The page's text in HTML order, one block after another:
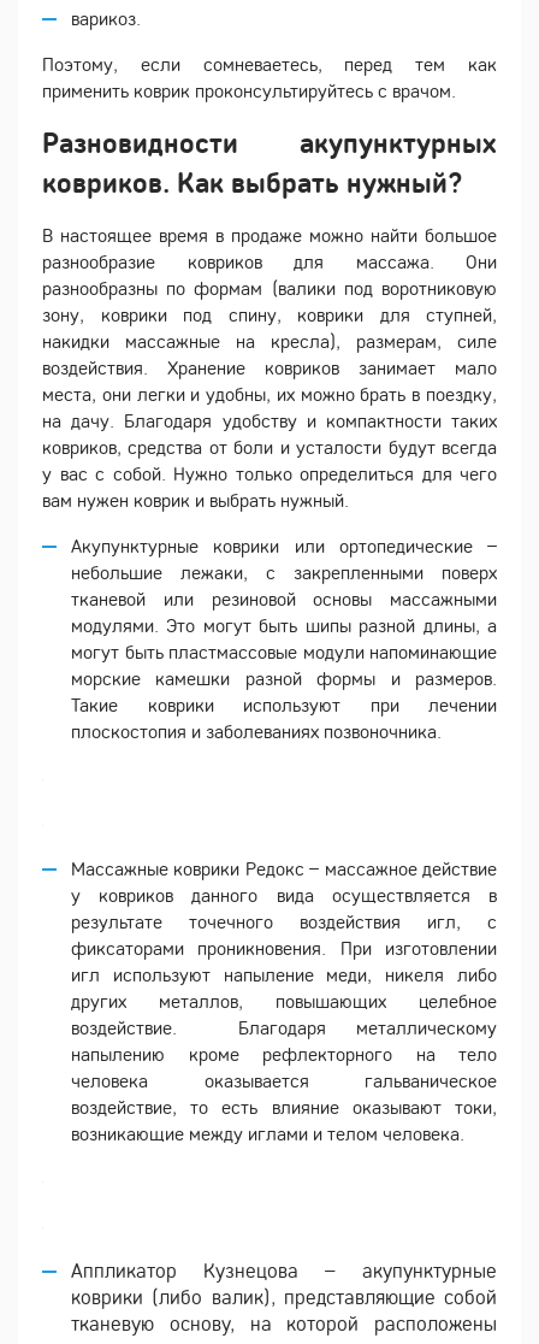
варикоз.
Поэтому, если сомневаетесь, перед тем как
применить коврик проконсультируйтесь с врачом.
Разновидности акупунктурных
ковриков. Как выбрать нужный?
В настоящее время в продаже можно найти большое
разнообразие ковриков для массажа. Они
разнообразны по формам (валики под воротниковую
зону, коврики под спину, коврики для ступней,
накидки массажные на кресла), размерам, силе
воздействия. Хранение ковриков занимает мало
места, они легки и удобны, их можно брать в поездку,
на дачу. Благодаря удобству и компактности таких
ковриков, средства от боли и усталости будут всегда
у вас с собой. Нужно только определиться для чего
вам нужен коврик и выбрать нужный.
Акупунктурные коврики или ортопедические –
небольшие лежаки, с закрепленными поверх
тканевой или резиновой основы массажными
модулями. Это могут быть шипы разной длины, а
могут быть пластмассовые модули напоминающие
морские камешки разной формы и размеров.
Такие коврики используют при лечении
плоскостопия и заболеваниях позвоночника.
Массажные коврики Редокс – массажное действие
у ковриков данного вида осуществляется в
результате точечного воздействия игл, с
фиксаторами проникновения. При изготовлении
игл используют напыление меди, никеля либо
других металлов, повышающих целебное
воздействие. Благодаря металлическому
напылению кроме рефлекторного на тело
человека оказывается гальваническое
воздействие, то есть влияние оказывают токи,
возникающие между иглами и телом человека.
Аппликатор Кузнецова – акупунктурные
коврики (либо валик), представляющие собой
тканевую основу, на которой расположены